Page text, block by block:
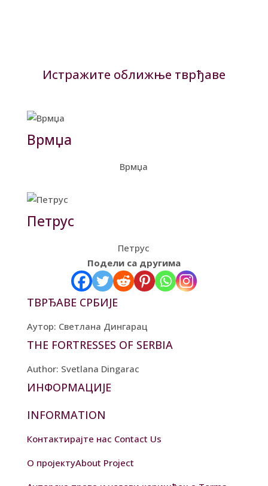
Истражите оближње тврђаве
Врмџа
Врмџа
Петрус
Петрус
Подели са другима
ТВРЂАВЕ СРБИЈЕ
Аутор: Светлана Дингарац
THE FORTRESSES OF SERBIA
Author: Svetlana Dingarac
ИНФОРМАЦИЈЕ
INFORMATION
Контактирајте нас Contact Us
О пројектуAbout Project